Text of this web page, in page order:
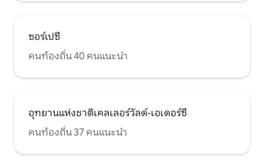
ซอร์เปซี
คนท้องถิ่น 40 คนแนะนำ
อุทยานแห่งชาติเคลเลอร์วัลด์-เอเดอร์ซี
คนท้องถิ่น 37 คนแนะนำ